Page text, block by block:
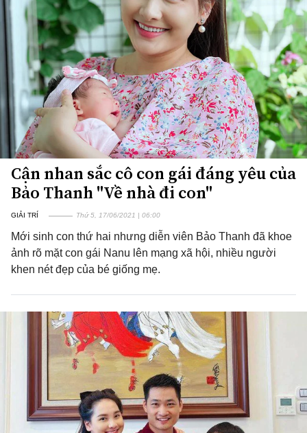
Cận nhan sắc cô con gái đáng yêu của
Bảo Thanh "Về nhà đi con"
GIẢI TRÍ Thứ 5, 17/06/2021 | 06:00
Mới sinh con thứ hai nhưng diễn viên Bảo Thanh đã khoe
ảnh rõ mặt con gái Nanu lên mạng xã hội, nhiều người
khen nét đẹp của bé giống mẹ.